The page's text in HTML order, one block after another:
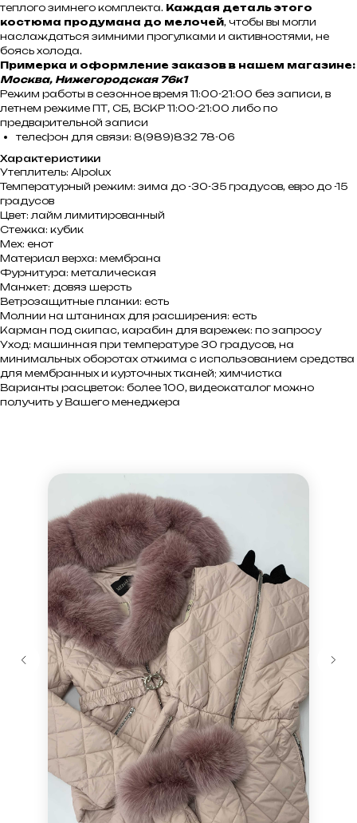
теплого зимнего комплекта. Каждая деталь этого
костюма продумана до мелочей, чтобы вы могли
наслаждаться зимними прогулками и активностями, не
боясь холода.
Примерка и оформление заказов в нашем магазине:
Москва, Нижегородская 76к1
Режим работы в сезонное время 11:00-21:00 без записи, в
летнем режиме ПТ, СБ, ВСКР 11:00-21:00 либо по
предварительной записи
телефон для связи: 8(989)832 78-06
Характеристики
Утеплитель: Alpolux
Температурный режим: зима до -30-35 градусов, евро до -15
градусов
Цвет: лайм лимитированный
Стежка: кубик
Мех: енот
Материал верха: мембрана
Фурнитура: металическая
Манжет: довяз шерсть
Ветрозащитные планки: есть
Молнии на штанинах для расширения: есть
Карман под скипас, карабин для варежек: по запросу
Уход: машинная при температуре 30 градусов, на
минимальных оборотах отжима с использованием средства
для мембранных и курточных тканей; химчистка
Варианты расцветок: более 100, видеокаталог можно
получить у Вашего менеджера